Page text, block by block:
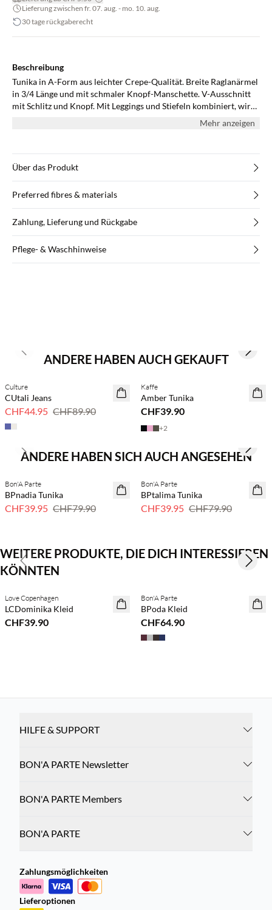
Lieferung zwischen fr. 07. aug. - mo. 10. aug.
30 tage rückgaberecht
Beschreibung
Tunika in A-Form aus leichter Crepe-Qualität. Breite Raglanärmel
in 3/4 Länge und mit schmaler Knopf-Manschette. V-Ausschnitt
mit Schlitz und Knopf. Mit Leggings und Stiefeln kombiniert, wird
diese schöne Tunika zu einem schicken Outfit für den Alltag und
Mehr anzeigen
Über das Produkt
Preferred fibres & materials
Zahlung, Lieferung und Rückgabe
Pflege- & Waschhinweise
ANDERE HABEN AUCH GEKAUFT
SAVE20
Culture
CUtali Jeans
CHF44.95 CHF89.90
BASIC DEAL
Kaffe
Amber Tunika
CHF39.90
+2
Previous slide Next
ANDERE HABEN SICH AUCH ANGESEHEN
50 % Rabatt
Bon'A Parte
BPnadia Tunika
CHF39.95 CHF79.90
50 % Rabatt
Bon'A Parte
BPtalima Tunika
CHF39.95 CHF79.90
Previous slide Next
WEITERE PRODUKTE, DIE DICH INTERESSIEREN
KÖNNTEN
NEUHEITEN
Kaufe mind. 2 & spare 20 %
Love Copenhagen
LCDominika Kleid
CHF39.90
NEUHEITEN
Bon'A Parte
BPoda Kleid
CHF64.90
Previous slide Next
HILFE & SUPPORT
BON'A PARTE Newsletter
BON'A PARTE Members
BON'A PARTE
Zahlungsmöglichkeiten
Lieferoptionen